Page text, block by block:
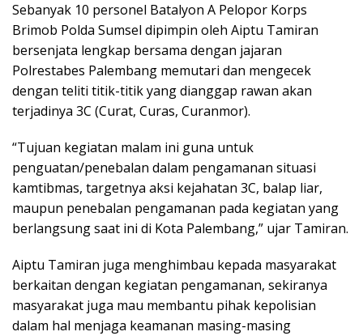
Sebanyak 10 personel Batalyon A Pelopor Korps
Brimob Polda Sumsel dipimpin oleh Aiptu Tamiran
bersenjata lengkap bersama dengan jajaran
Polrestabes Palembang memutari dan mengecek
dengan teliti titik-titik yang dianggap rawan akan
terjadinya 3C (Curat, Curas, Curanmor).
“Tujuan kegiatan malam ini guna untuk
penguatan/penebalan dalam pengamanan situasi
kamtibmas, targetnya aksi kejahatan 3C, balap liar,
maupun penebalan pengamanan pada kegiatan yang
berlangsung saat ini di Kota Palembang,” ujar Tamiran.
Aiptu Tamiran juga menghimbau kepada masyarakat
berkaitan dengan kegiatan pengamanan, sekiranya
masyarakat juga mau membantu pihak kepolisian
dalam hal menjaga keamanan masing-masing